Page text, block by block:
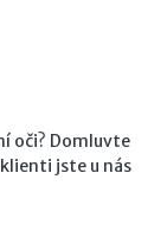
oči? Domluvte
klienti jste u nás